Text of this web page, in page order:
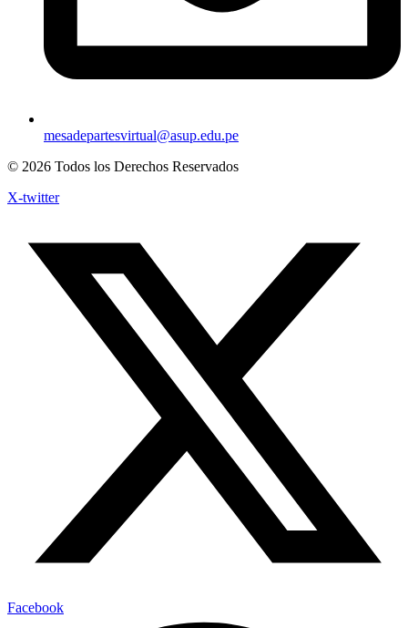
mesadepartesvirtual@asup.edu.pe
© 2026 Todos los Derechos Reservados
X-twitter
Facebook